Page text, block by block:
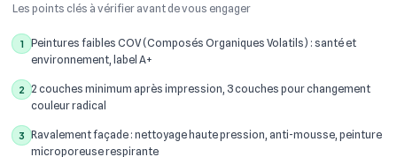
Les points clés à vérifier avant de vous engager
1
Peintures faibles COV (Composés Organiques Volatils) : santé et
environnement, label A+
2
2 couches minimum après impression, 3 couches pour changement
couleur radical
3
Ravalement façade : nettoyage haute pression, anti-mousse, peinture
microporeuse respirante